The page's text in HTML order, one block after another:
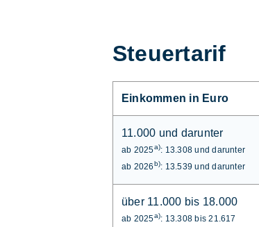
Steuertarif
Einkommen in Euro
11.000 und darunter
ab 2025a): 13.308 und darunter
ab 2026b): 13.539 und darunter
über 11.000 bis 18.000
ab 2025a): 13.308 bis 21.617